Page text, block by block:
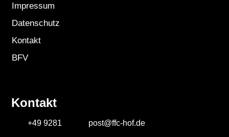
Impressum
Datenschutz
Kontakt
BFV
Kontakt
+49 9281 post@ffc-hof.de